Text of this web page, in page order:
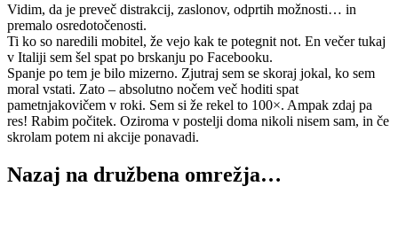
Vidim, da je preveč distrakcij, zaslonov, odprtih možnosti… in
premalo osredotočenosti.
Ti ko so naredili mobitel, že vejo kak te potegnit not. En večer tukaj
v Italiji sem šel spat po brskanju po Facebooku.
Spanje po tem je bilo mizerno. Zjutraj sem se skoraj jokal, ko sem
moral vstati. Zato – absolutno nočem več hoditi spat
pametnjakovičem v roki. Sem si že rekel to 100×. Ampak zdaj pa
res! Rabim počitek. Oziroma v postelji doma nikoli nisem sam, in če
skrolam potem ni akcije ponavadi.
Nazaj na družbena omrežja…